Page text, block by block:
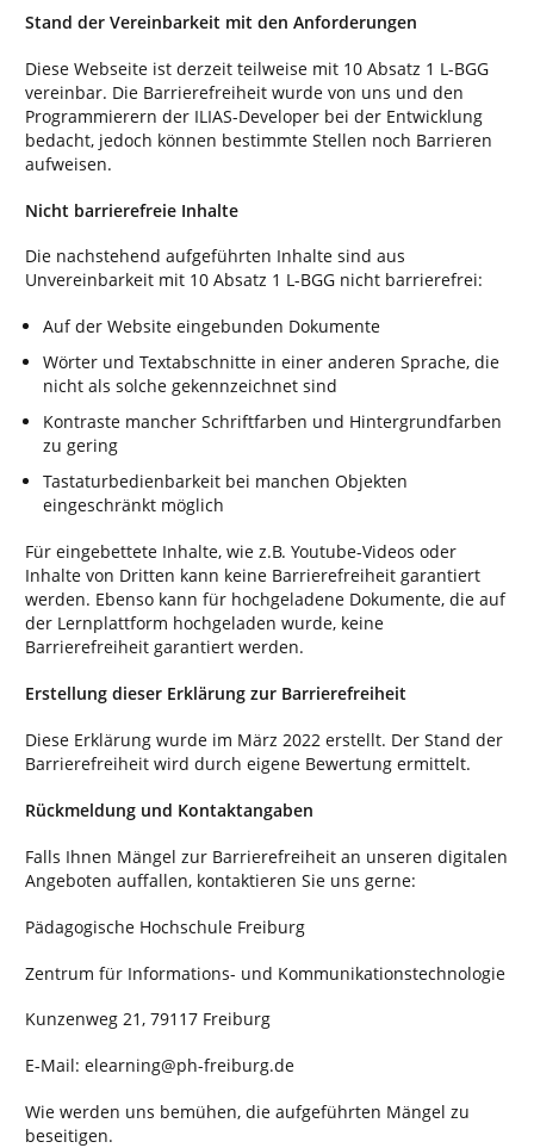
Stand der Vereinbarkeit mit den Anforderungen
Diese Webseite ist derzeit teilweise mit 10 Absatz 1 L-BGG
vereinbar. Die Barrierefreiheit wurde von uns und den
Programmierern der ILIAS-Developer bei der Entwicklung
bedacht, jedoch können bestimmte Stellen noch Barrieren
aufweisen.
Nicht barrierefreie Inhalte
Die nachstehend aufgeführten Inhalte sind aus
Unvereinbarkeit mit 10 Absatz 1 L-BGG nicht barrierefrei:
Auf der Website eingebunden Dokumente
Wörter und Textabschnitte in einer anderen Sprache, die
nicht als solche gekennzeichnet sind
Kontraste mancher Schriftfarben und Hintergrundfarben
zu gering
Tastaturbedienbarkeit bei manchen Objekten
eingeschränkt möglich
Für eingebettete Inhalte, wie z.B. Youtube-Videos oder
Inhalte von Dritten kann keine Barrierefreiheit garantiert
werden. Ebenso kann für hochgeladene Dokumente, die auf
der Lernplattform hochgeladen wurde, keine
Barrierefreiheit garantiert werden.
Erstellung dieser Erklärung zur Barrierefreiheit
Diese Erklärung wurde im März 2022 erstellt. Der Stand der
Barrierefreiheit wird durch eigene Bewertung ermittelt.
Rückmeldung und Kontaktangaben
Falls Ihnen Mängel zur Barrierefreiheit an unseren digitalen
Angeboten auffallen, kontaktieren Sie uns gerne:
Pädagogische Hochschule Freiburg
Zentrum für Informations- und Kommunikationstechnologie
Kunzenweg 21, 79117 Freiburg
E-Mail: elearning@ph-freiburg.de
Wie werden uns bemühen, die aufgeführten Mängel zu
beseitigen.